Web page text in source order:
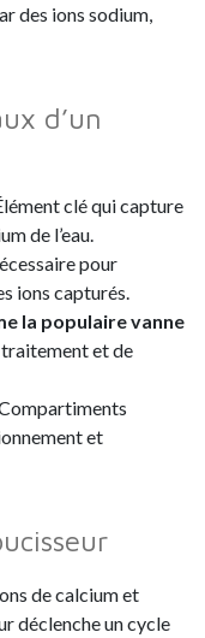
des ions sodium,
d’un
clé qui capture
de l’eau.
pour
ions capturés.
la populaire vanne
et de
et
de calcium et
déclenche un cycle